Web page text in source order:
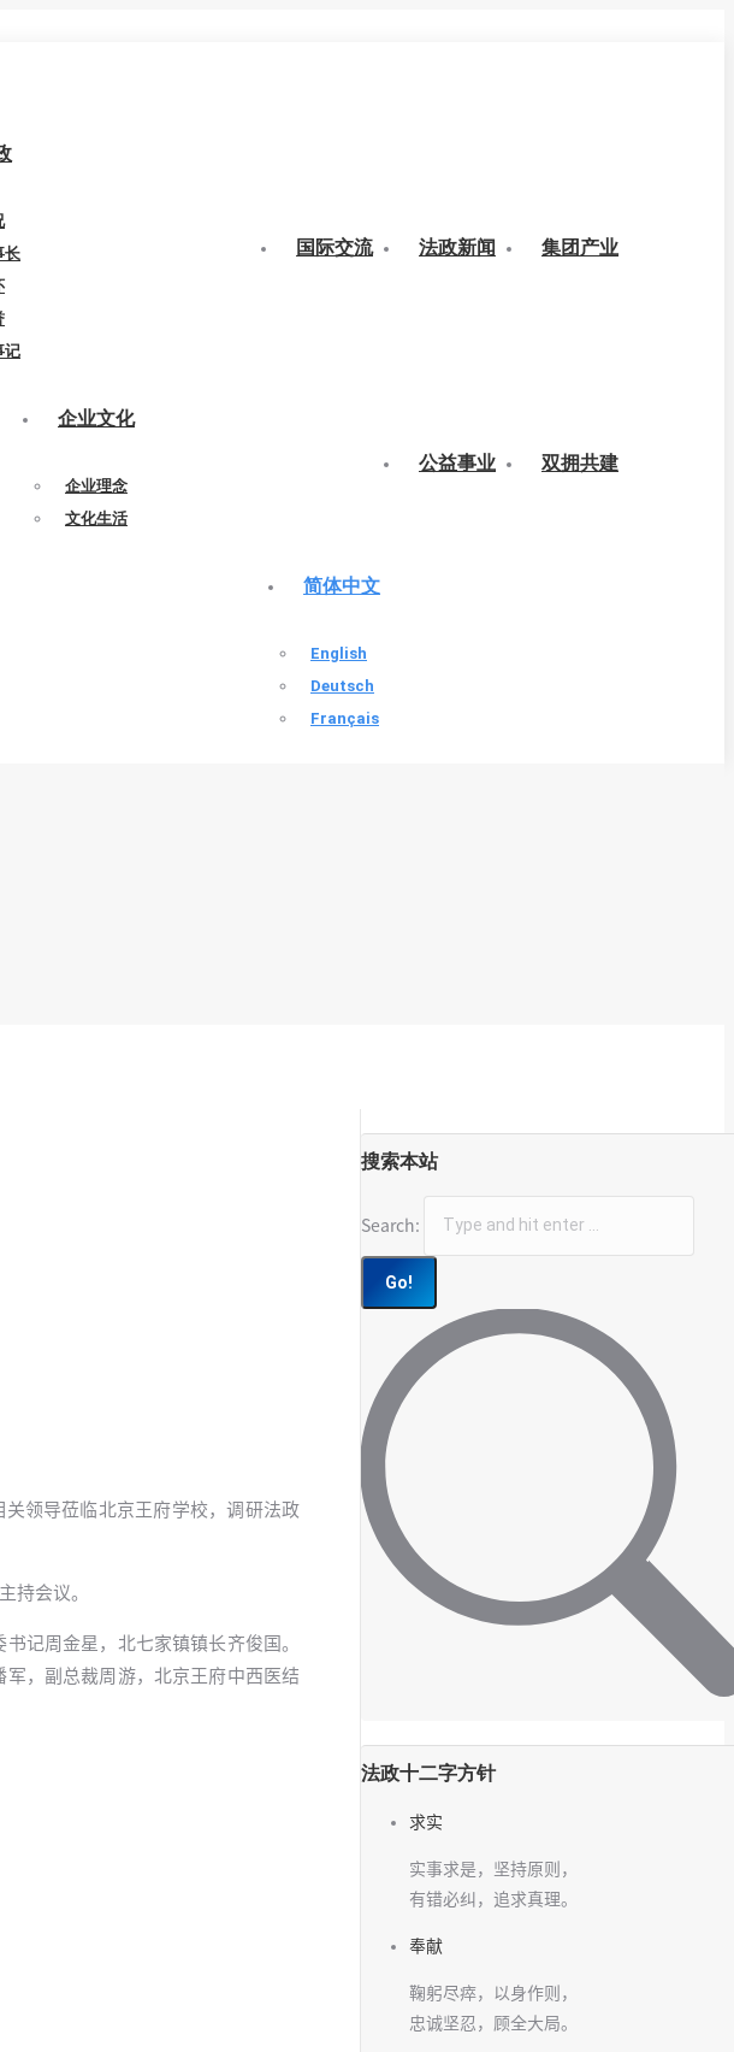
长
记
国际交流 法政新闻 集团产业
企业文化
企业理念
文化生活
公益事业 双拥共建
简体中文
English
Deutsch
Français
领导莅临北京王府学校，调研法政
持会议。
记周金星，北七家镇镇长齐俊国。
，副总裁周游，北京王府中西医结
搜索本站
Search:
法政十二字方针
求实
实事求是，坚持原则，
有错必纠，追求真理。
奉献
鞠躬尽瘁，以身作则，
忠诚坚忍，顾全大局。